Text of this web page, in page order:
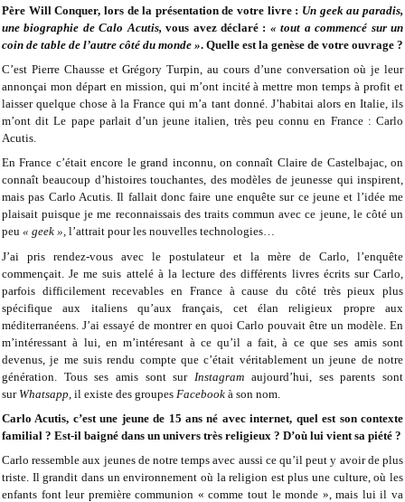
Père Will Conquer, lors de la présentation de votre livre : Un geek au paradis,
une biographie de Calo Acutis,vous avez déclaré : « tout a commencé sur un
coin de table de l’autre côté du monde ». Quelle est la genèse de votre ouvrage ?
C’est Pierre Chausse et Grégory Turpin, au cours d’une conversation où je leur
annonçai mon départ en mission, qui m’ont incité à mettre mon temps à profit et
laisser quelque chose à la France qui m’a tant donné. J’habitai alors en Italie, ils
m’ont dit Le pape parlait d’un jeune italien, très peu connu en France : Carlo
Acutis.
En France c’était encore le grand inconnu, on connaît Claire de Castelbajac, on
connaît beaucoup d’histoires touchantes, des modèles de jeunesse qui inspirent,
mais pas Carlo Acutis. Il fallait donc faire une enquête sur ce jeune et l’idée me
plaisait puisque je me reconnaissais des traits commun avec ce jeune, le côté un
peu « geek », l’attrait pour les nouvelles technologies…
J’ai pris rendez-vous avec le postulateur et la mère de Carlo, l’enquête
commençait. Je me suis attelé à la lecture des différents livres écrits sur Carlo,
parfois difficilement recevables en France à cause du côté très pieux plus
spécifique aux italiens qu’aux français, cet élan religieux propre aux
méditerranéens. J’ai essayé de montrer en quoi Carlo pouvait être un modèle. En
m’intéressant à lui, en m’intéresant à ce qu’il a fait, à ce que ses amis sont
devenus, je me suis rendu compte que c’était véritablement un jeune de notre
génération. Tous ses amis sont sur Instagram aujourd’hui, ses parents sont
sur Whatsapp , il existe des groupes Facebook à son nom.
Carlo Acutis, c’est une jeune de 15 ans né avec internet, quel est son contexte
familial ? Est-il baigné dans un univers très religieux ? D’où lui vient sa piété ?
Carlo ressemble aux jeunes de notre temps avec aussi ce qu’il peut y avoir de plus
triste. Il grandit dans un environnement où la religion est plus une culture, où les
enfants font leur première communion « comme tout le monde », mais lui il va